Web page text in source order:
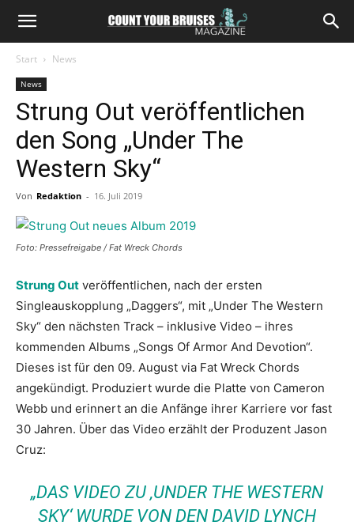
Start News
News
Strung Out veröffentlichen
den Song „Under The
Western Sky“
Von Redaktion - 16. Juli 2019
Foto: Pressefreigabe / Fat Wreck Chords
Strung Out veröffentlichen, nach der ersten
Singleauskopplung „Daggers“, mit „Under The Western
Sky“ den nächsten Track – inklusive Video – ihres
kommenden Albums „Songs Of Armor And Devotion“.
Dieses ist für den 09. August via Fat Wreck Chords
angekündigt. Produziert wurde die Platte von Cameron
Webb und erinnert an die Anfänge ihrer Karriere vor fast
30 Jahren. Über das Video erzählt der Produzent Jason
Cruz:
„DAS VIDEO ZU ‚UNDER THE WESTERN
SKY‘ WURDE VON DEN DAVID LYNCH